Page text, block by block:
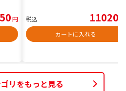
円
税込 11020
カートに入れる
リをもっと見る